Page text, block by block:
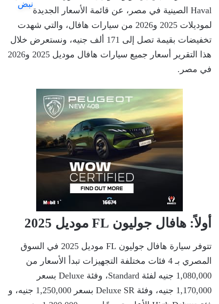
Haval الصينية في مصر، عن قائمة الأسعار الجديدة
لموديلات 2025 و2026 من سيارات هافال، والتي شهدت
تخفيضات بقيمة تصل إلى 171 ألف جنيه، ونستعرض خلال
هذا التقرير أسعار جميع سيارات هافال موديل 2025 و2026
في مصر.
أولاً: هافال جوليون FL موديل 2025
تتوفر سيارة هافال جوليون FL موديل 2025 في السوق
المصري بـ 4 فئات مختلفة التجهيزات تبدأ الأسعار من
1,080,000 جنيه لفئة Standard، وفئة Deluxe بسعر
1,170,000 جنيه، وفئة Deluxe SR بسعر 1,250,000 جنيه، و